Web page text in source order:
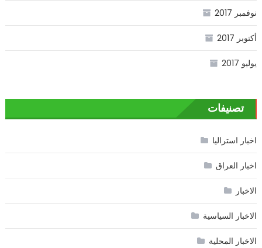
نوفمبر 2017
أكتوبر 2017
يوليو 2017
تصنيفات
اخبار استراليا
اخبار العراق
الاخبار
الاخبار السياسية
الاخبار المحلية